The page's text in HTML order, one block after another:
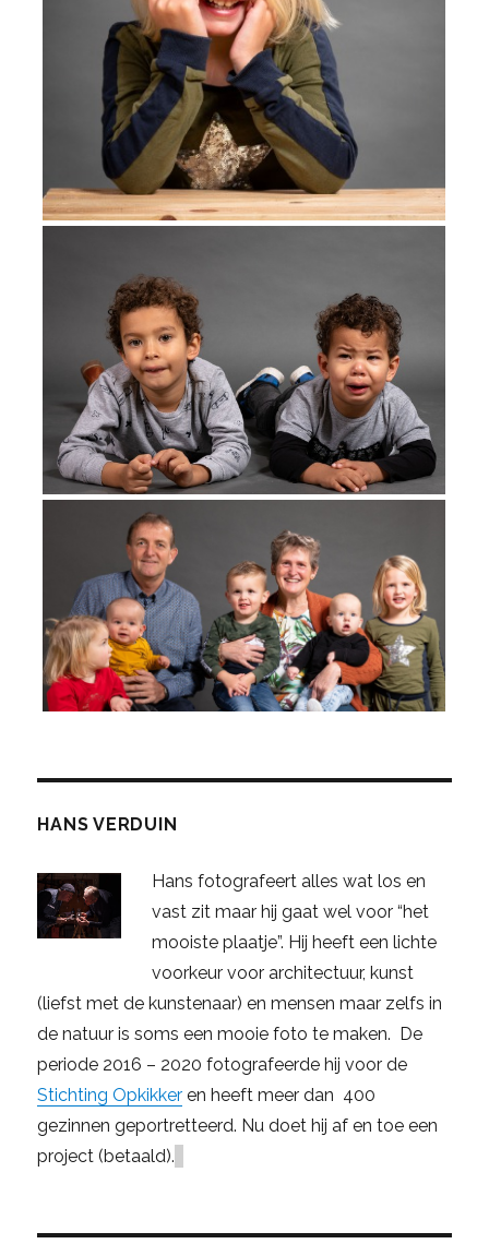
HANS VERDUIN
Hans fotografeert alles wat los en
vast zit maar hij gaat wel voor “het
mooiste plaatje”. Hij heeft een lichte
voorkeur voor architectuur, kunst
(liefst met de kunstenaar) en mensen maar zelfs in
de natuur is soms een mooie foto te maken. De
periode 2016 – 2020 fotografeerde hij voor de
Stichting Opkikker en heeft meer dan 400
gezinnen geportretteerd. Nu doet hij af en toe een
project (betaald).